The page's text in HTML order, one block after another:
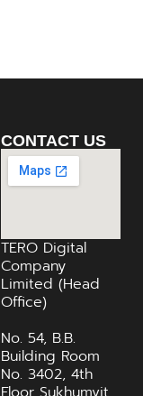
CONTACT US
TERO Digital
Company
Limited (Head
Office)
No. 54, B.B.
Building Room
No. 3402, 4th